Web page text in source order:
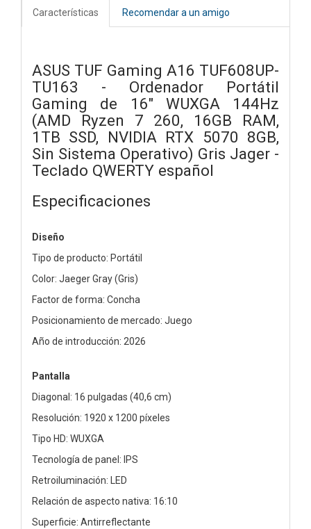
Características Recomendar a un amigo
ASUS TUF Gaming A16 TUF608UP-
TU163 - Ordenador Portátil
Gaming de 16" WUXGA 144Hz
(AMD Ryzen 7 260, 16GB RAM,
1TB SSD, NVIDIA RTX 5070 8GB,
Sin Sistema Operativo) Gris Jager -
Teclado QWERTY español
Especificaciones
Diseño
Tipo de producto: Portátil
Color: Jaeger Gray (Gris)
Factor de forma: Concha
Posicionamiento de mercado: Juego
Año de introducción: 2026
Pantalla
Diagonal: 16 pulgadas (40,6 cm)
Resolución: 1920 x 1200 píxeles
Tipo HD: WUXGA
Tecnología de panel: IPS
Retroiluminación: LED
Relación de aspecto nativa: 16:10
Superficie: Antirreflectante